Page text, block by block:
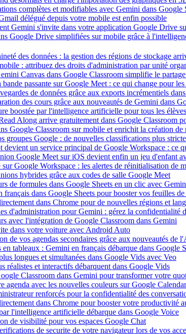
complètes et modifiables avec Gemini dans Google
délégué depuis votre mobile est enfin possible
Gemini s'invite dans votre application Google Drive
Google Drive simplifiées sur mobile grâce à
des données : la gestion des régions de stockage
: attribuez des droits d'administration par unité
Canvas dans Google Classroom simplifie le
passante sur Google Meet : ce qui change pour
de données grâce aux exports incrémentiels
des cours grâce aux nouveautés de Gemini dans
boostée par l'intelligence artificielle pour tous les
Along arrive gratuitement dans Google Classroom
Google Classroom sur mobile et enrichit la création de
groupes Google : de nouvelles classifications plus
devient un service principal de Google Workspace : ce
Google Meet sur iOS devient enfin un jeu d'enfant
Google Workspace : les alertes de réinitialisation de
hybrides grâce aux codes de salle Google Meet
de formules dans Google Sheets en un clic avec
français dans Google Sheets pour booster vos feuilles
dans Chrome pour de nouvelles régions et
d'administration pour Gemini : gérez la confidentialité
avec l'intégration de Google Classroom dans Gemini
dans votre voiture avec Android Auto
de vos agendas secondaires grâce aux nouveautés de
en tableaux : Gemini en français débarque dans Google
longues et simultanées dans Google Vids avec Veo
réalistes et interactifs débarquent dans Google Vids
Classroom dans Gemini pour transformer votre
agenda avec les nouvelles couleurs sur Google
renforcés pour la confidentialité des
dans Chrome pour booster votre productivité
l'intelligence artificielle débarque dans Google Voice
de visibilité pour vos espaces Google Chat
de securite de votre navigateur lors de vos